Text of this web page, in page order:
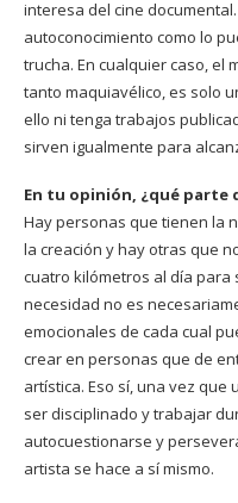
interesa del cine
autoconocimiento como lo
trucha. En cualquier caso, el
tanto maquiavélico, es solo
ello ni tenga trabajos
sirven igualmente para
En tu opinión, ¿qué parte
Hay personas que tienen la
la creación y hay otras que
cuatro kilómetros al día para
necesidad no es
emocionales de cada cual
crear en personas que de
artística. Eso sí, una vez que
ser disciplinado y trabajar
autocuestionarse y
artista se hace a sí mismo.